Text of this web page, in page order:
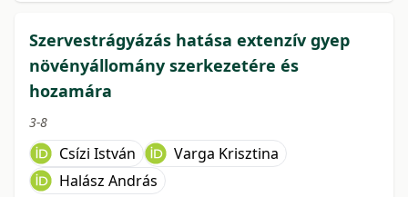
Szervestrágyázás hatása extenzív gyep
növényállomány szerkezetére és
hozamára
3-8
Csízi István
Varga Krisztina
Halász András